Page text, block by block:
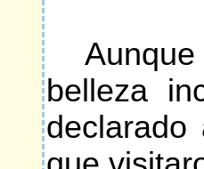
Aunque
belleza